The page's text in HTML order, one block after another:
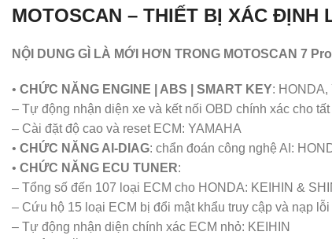
MOTOSCAN – THIẾT BỊ XÁC ĐỊNH
NỘI DUNG GÌ LÀ MỚI HƠN TRONG MOTOSCAN 7
• CHỨC NĂNG ENGINE | ABS | SMART KEY: HONDA,
– Tự động nhận diện xe và kết nối OBD chính xác cho
– Cài đặt độ cao và reset ECM: YAMAHA
• CHỨC NĂNG AI-DIAG: chẩn đoán công nghệ AI:
• CHỨC NĂNG ECU TUNER:
– Tổng số đến 107 loại ECM cho HONDA: KEIHIN &
– Cứu hộ 15 loại ECM bị đổi mật khẩu truy cập và nạp
– Tự động nhận diện chính xác ECM nhỏ: KEIHIN